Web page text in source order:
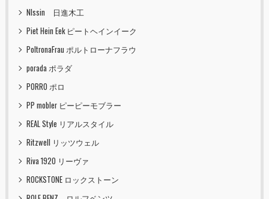
NIssin 日進木工
Piet Hein Eek ピートヘインイーク
PoltronaFrau ポルトローナフラウ
porada ポラダ
PORRO ポロ
PP mobler ピーピーモブラー
REAL Style リアルスタイル
Ritzwell リッツウェル
Riva 1920 リーヴァ
ROCKSTONE ロックストーン